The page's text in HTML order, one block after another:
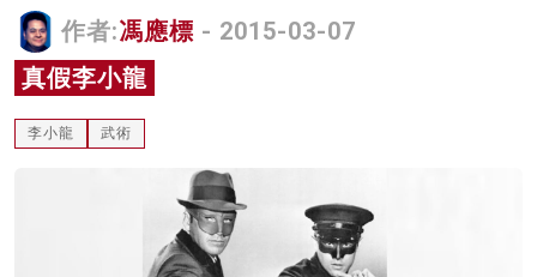
名家榜
灼見活動
關於我們
作者:馮應標 - 2015-03-07
真假李小龍
李小龍 武術